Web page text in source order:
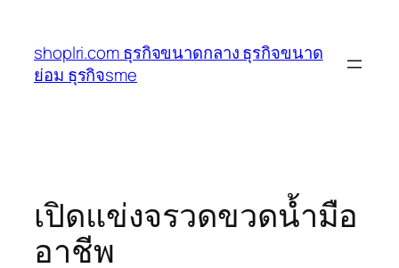
เนื้อหา
shoplri.com ธุรกิจขนาดกลาง ธุรกิจขนาด
ย่อม ธุรกิจsme
เปิดแข่งจรวดขวดน้ำมือ
อาชีพ